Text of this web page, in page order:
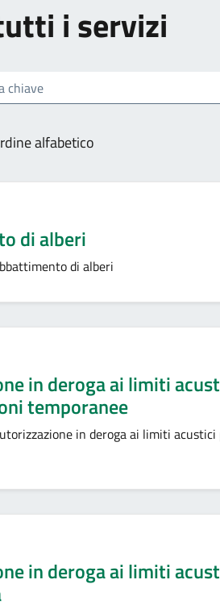
i servizi
alfabetico
di alberi
di alberi
in deroga ai limiti
temporanee
in deroga ai limiti
in deroga ai limiti